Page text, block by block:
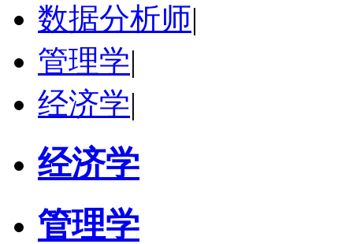
数据分析师|
管理学|
经济学|
经济学
管理学